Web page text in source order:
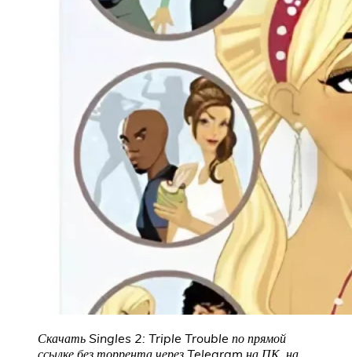
Скачать Singles 2: Triple Trouble по прямой
ссылке без торрента через Telegram на ПК, на